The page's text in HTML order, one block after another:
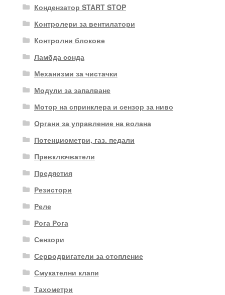
Кондензатор START STOP
Контролери за вентилатори
Контролни блокове
Ламбда сонда
Механизми за чистачки
Модули за запалване
Мотор на спринклера и сензор за ниво
Органи за управление на волана
Потенциометри, газ. педали
Превключватели
Предястия
Резистори
Реле
Рога Рога
Сензори
Серводвигатели за отопление
Смукателни клапи
Тахометри